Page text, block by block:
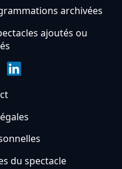
archivées
ajoutés ou
du spectacle